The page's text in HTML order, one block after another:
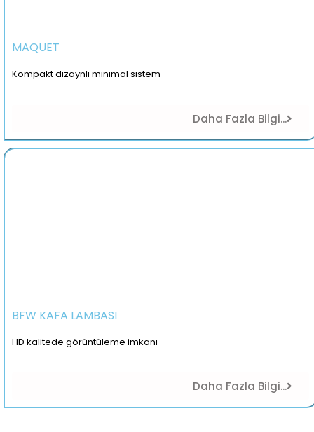
MAQUET
Kompakt dizaynlı minimal sistem
Daha Fazla Bilgi...
BFW KAFA LAMBASI
HD kalitede görüntüleme imkanı
Daha Fazla Bilgi...